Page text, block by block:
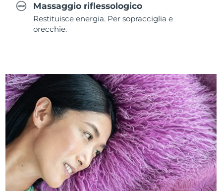
Massaggio riflessologico
Restituisce energia. Per sopracciglia e
orecchie.